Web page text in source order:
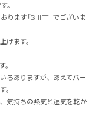
。
ります「SHIFT」でございま
げます。
。
ろありますが、あえてパー
。
気持ちの熱気と湿気を乾か